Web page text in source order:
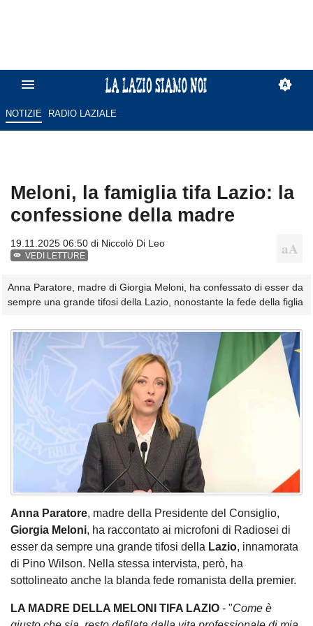
NOTIZIE RADIO LAZIALE
Meloni, la famiglia tifa Lazio: la
confessione della madre
19.11.2025 06:50 di Niccolò Di Leo
VEDI LETTURE
Anna Paratore, madre di Giorgia Meloni, ha confessato di esser da
sempre una grande tifosi della Lazio, nonostante la fede della figlia
Anna Paratore, madre della Presidente del Consiglio,
Giorgia Meloni, ha raccontato ai microfoni di Radiosei di
esser da sempre una grande tifosi della Lazio, innamorata
di Pino Wilson. Nella stessa intervista, però, ha
sottolineato anche la blanda fede romanista della premier.
LA MADRE DELLA MELONI TIFA LAZIO - "Come è